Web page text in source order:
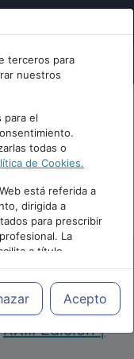
terceros para
nuestros
para el
todas o
de Cookies.
está referida a
dirigida a
para prescribir
La
a título
de los
y decidir, en
a lasAcepto
Virtual
y
XXIII Edición |